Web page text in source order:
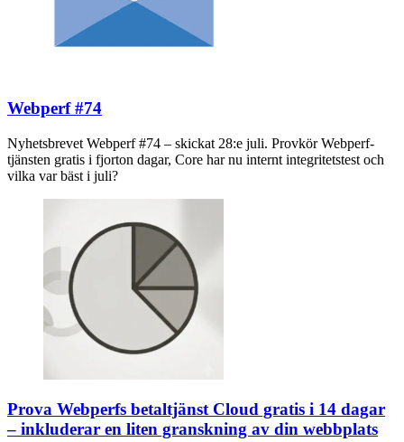
Webperf #74
Nyhetsbrevet Webperf #74 – skickat 28:e juli. Provkör Webperf-
tjänsten gratis i fjorton dagar, Core har nu internt integritetstest och
vilka var bäst i juli?
Prova Webperfs betaltjänst Cloud gratis i 14 dagar
– inkluderar en liten granskning av din webbplats